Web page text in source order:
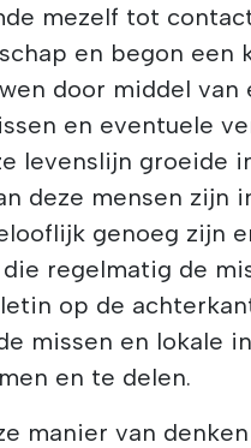
mezelf tot
en begon een
door middel van
en eventuele
levenslijn groeide
deze mensen zijn
genoeg zijn
regelmatig de
op de
missen en lokale
en te delen.
manier van